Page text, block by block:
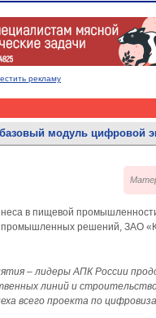
рекламу
модуль цифровой
в пищевой
промышленных решений, ЗАО
– лидеры АПК России
линий и
всего проекта по